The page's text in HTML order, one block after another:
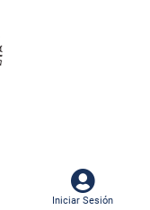
Iniciar Sesión